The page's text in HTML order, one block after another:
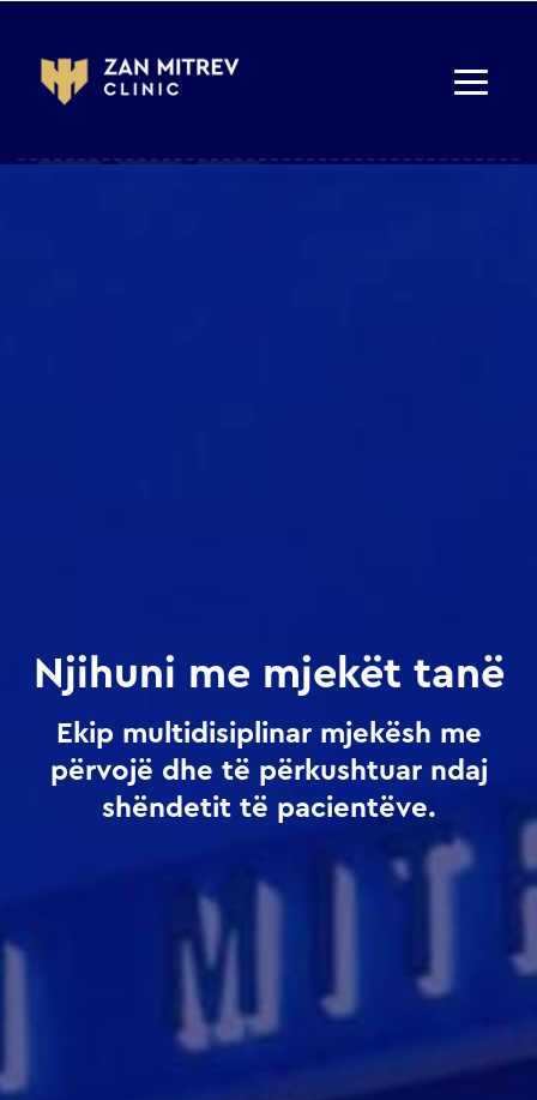
Njihuni me mjekët tanë
Ekip multidisiplinar mjekësh me
përvojë dhe të përkushtuar ndaj
shëndetit të pacientëve.